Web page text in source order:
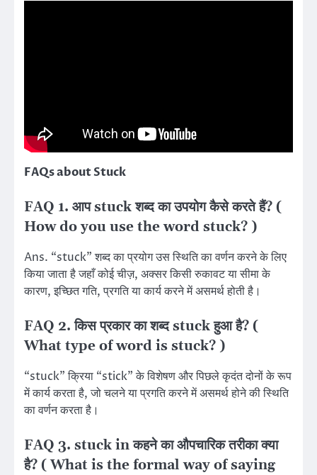
FAQs about Stuck
FAQ 1. आप stuck शब्द का उपयोग कैसे करते हैं? (
How do you use the word stuck? )
Ans. “stuck” शब्द का प्रयोग उस स्थिति का वर्णन करने के लिए
किया जाता है जहाँ कोई चीज़, अक्सर किसी रुकावट या सीमा के
कारण, इच्छित गति, प्रगति या कार्य करने में असमर्थ होती है।
FAQ 2. किस प्रकार का शब्द stuck हुआ है? (
What type of word is stuck? )
“stuck” क्रिया “stick” के विशेषण और पिछले कृदंत दोनों के रूप
में कार्य करता है, जो चलने या प्रगति करने में असमर्थ होने की स्थिति
का वर्णन करता है।
FAQ 3. stuck in कहने का औपचारिक तरीका क्या
है? ( What is the formal way of saying